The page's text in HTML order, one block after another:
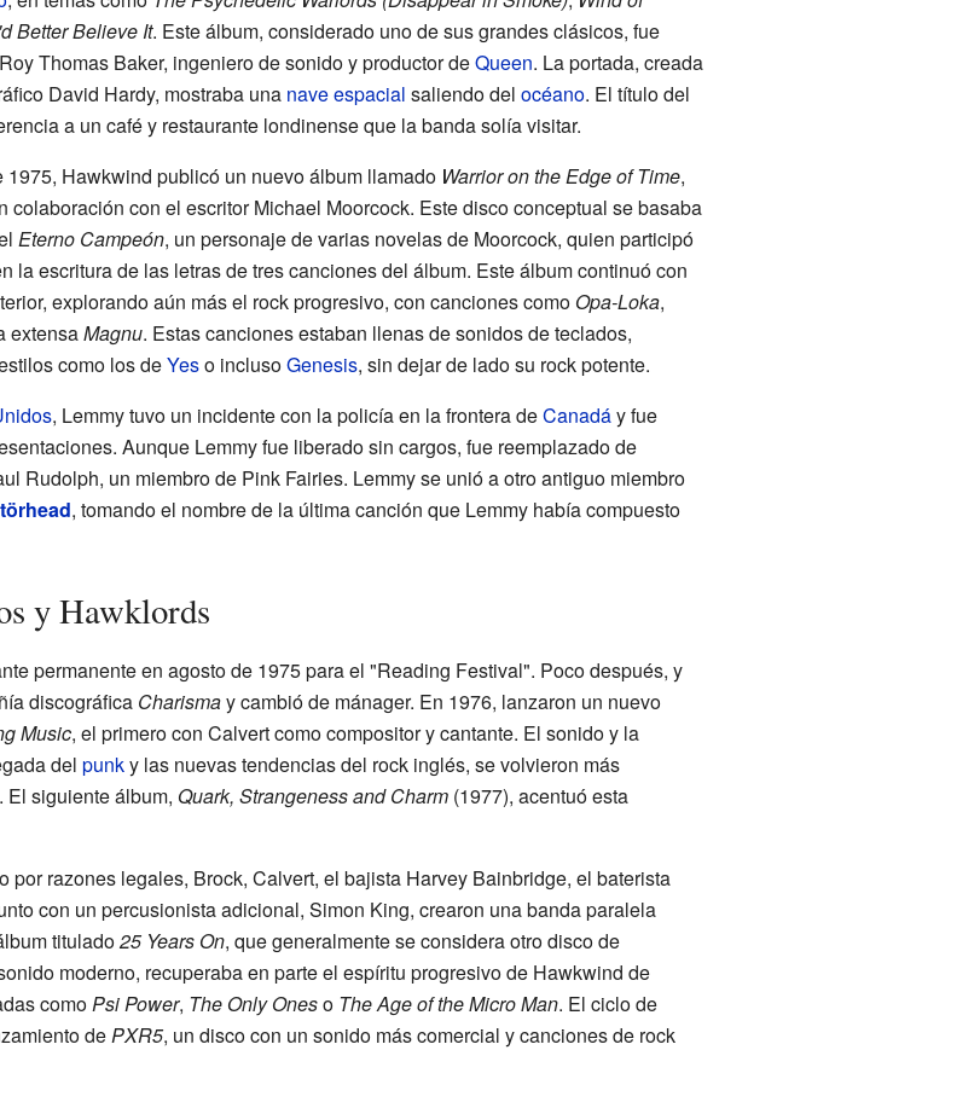
Better Believe It. Este álbum, considerado uno de sus grandes clásicos, fue
Thomas Baker, ingeniero de sonido y productor deQueen. La portada, creada
David Hardy, mostraba una nave espacial saliendo del océano. El título del
a un café y restaurante londinense que la banda solía visitar.
1975, Hawkwind publicó un nuevo álbum llamado Warrior on the Edge of Time,
colaboración con el escritor Michael Moorcock. Este disco conceptual se basaba
Eterno Campeón, un personaje de varias novelas de Moorcock, quien participó
la escritura de las letras de tres canciones del álbum. Este álbum continuó con
explorando aún más el rock progresivo, con canciones como Opa-Loka,
extensaMagnu. Estas canciones estaban llenas de sonidos de teclados,
como los deYeso inclusoGenesis, sin dejar de lado su rock potente.
, Lemmy tuvo un incidente con la policía en la frontera deCanadáy fue
Aunque Lemmy fue liberado sin cargos, fue reemplazado de
Rudolph, un miembro de Pink Fairies. Lemmy se unió a otro antiguo miembro
, tomando el nombre de la última canción que Lemmy había compuesto
y Hawklords
permanente en agosto de 1975 para el "Reading Festival". Poco después, y
discográfica Charismay cambió de mánager. En 1976, lanzaron un nuevo
Music, el primero con Calvert como compositor y cantante. El sonido y la
del punky las nuevas tendencias del rock inglés, se volvieron más
El siguiente álbum, Quark, Strangeness and Charm(1977), acentuó esta
por razones legales, Brock, Calvert, el bajista Harvey Bainbridge, el baterista
con un percusionista adicional, Simon King, crearon una banda paralela
titulado25 Years On, que generalmente se considera otro disco de
moderno, recuperaba en parte el espíritu progresivo de Hawkwind de
comoPsi Power, The Only Oneso The Age of the Micro Man. El ciclo de
dePXR5, un disco con un sonido más comercial y canciones de rock